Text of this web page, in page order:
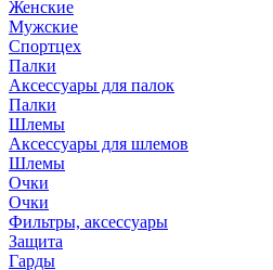
Женские
Мужские
Спортцех
Палки
Аксессуары для палок
Палки
Шлемы
Аксессуары для шлемов
Шлемы
Очки
Очки
Фильтры, аксессуары
Защита
Гарды